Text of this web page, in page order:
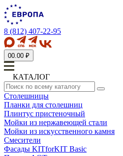
8 (812) 407-22-95
00.00 ₽
КАТАЛОГ
Столешницы
Планки для столешниц
Плинтус пристеночный
Мойки из нержавеющей стали
Мойки из искусственного камня
Смесители
Фасады KITforKIT Basic